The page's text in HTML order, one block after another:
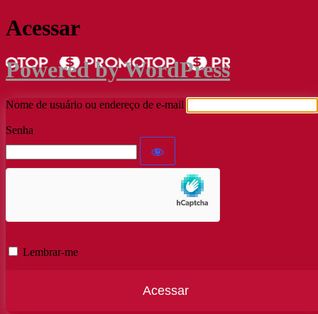
Acessar
Powered by WordPress
Nome de usuário ou endereço de e-mail
Senha
Lembrar-me